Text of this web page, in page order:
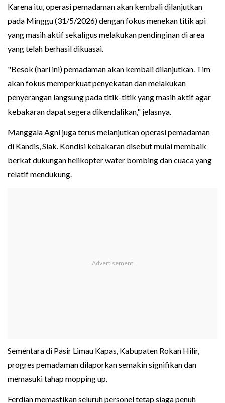
Karena itu, operasi pemadaman akan kembali dilanjutkan
pada Minggu (31/5/2026) dengan fokus menekan titik api
yang masih aktif sekaligus melakukan pendinginan di area
yang telah berhasil dikuasai.
"Besok (hari ini) pemadaman akan kembali dilanjutkan. Tim
akan fokus memperkuat penyekatan dan melakukan
penyerangan langsung pada titik-titik yang masih aktif agar
kebakaran dapat segera dikendalikan," jelasnya.
Manggala Agni juga terus melanjutkan operasi pemadaman
di Kandis, Siak. Kondisi kebakaran disebut mulai membaik
berkat dukungan helikopter water bombing dan cuaca yang
relatif mendukung.
Sementara di Pasir Limau Kapas, Kabupaten Rokan Hilir,
progres pemadaman dilaporkan semakin signifikan dan
memasuki tahap mopping up.
Ferdian memastikan seluruh personel tetap siaga penuh